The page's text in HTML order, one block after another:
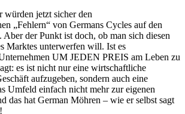
würden jetzt sicher den
„Fehlern“ von Germans Cycles auf den
der Punkt ist doch, ob man sich diesen
Marktes unterwerfen will. Ist es
UM JEDEN PREIS am Leben zu
es ist nicht nur eine wirtschaftliche
aufzugeben, sondern auch eine
Umfeld einfach nicht mehr zur eigenen
das hat German Möhren – wie er selbst sagt